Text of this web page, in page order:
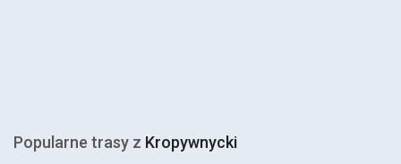
Popularne trasy z Kropywnycki